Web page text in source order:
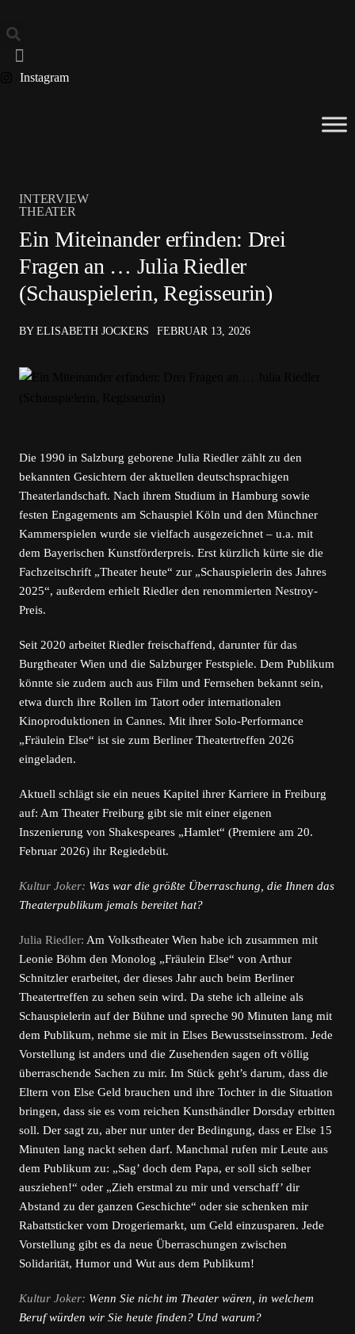
Instagram
INTERVIEW
THEATER
Ein Miteinander erfinden: Drei
Fragen an … Julia Riedler
(Schauspielerin, Regisseurin)
BY ELISABETH JOCKERS FEBRUAR 13, 2026
Die 1990 in Salzburg geborene Julia Riedler zählt zu den
bekannten Gesichtern der aktuellen deutschsprachigen
Theaterlandschaft. Nach ihrem Studium in Hamburg sowie
festen Engagements am Schauspiel Köln und den Münchner
Kammerspielen wurde sie vielfach ausgezeichnet – u.a. mit
dem Bayerischen Kunstförderpreis. Erst kürzlich kürte sie die
Fachzeitschrift „Theater heute“ zur „Schauspielerin des Jahres
2025“, außerdem erhielt Riedler den renommierten Nestroy-
Preis.
Seit 2020 arbeitet Riedler freischaffend, darunter für das
Burgtheater Wien und die Salzburger Festspiele. Dem Publikum
könnte sie zudem auch aus Film und Fernsehen bekannt sein,
etwa durch ihre Rollen im Tatort oder internationalen
Kinoproduktionen in Cannes. Mit ihrer Solo-Performance
„Fräulein Else“ ist sie zum Berliner Theatertreffen 2026
eingeladen.
Aktuell schlägt sie ein neues Kapitel ihrer Karriere in Freiburg
auf: Am Theater Freiburg gibt sie mit einer eigenen
Inszenierung von Shakespeares „Hamlet“ (Premiere am 20.
Februar 2026) ihr Regiedebüt.
Kultur Joker: Was war die größte Überraschung, die Ihnen das
Theaterpublikum jemals bereitet hat?
Julia Riedler: Am Volkstheater Wien habe ich zusammen mit
Leonie Böhm den Monolog „Fräulein Else“ von Arthur
Schnitzler erarbeitet, der dieses Jahr auch beim Berliner
Theatertreffen zu sehen sein wird. Da stehe ich alleine als
Schauspielerin auf der Bühne und spreche 90 Minuten lang mit
dem Publikum, nehme sie mit in Elses Bewusstseinsstrom. Jede
Vorstellung ist anders und die Zusehenden sagen oft völlig
überraschende Sachen zu mir. Im Stück geht’s darum, dass die
Eltern von Else Geld brauchen und ihre Tochter in die Situation
bringen, dass sie es vom reichen Kunsthändler Dorsday erbitten
soll. Der sagt zu, aber nur unter der Bedingung, dass er Else 15
Minuten lang nackt sehen darf. Manchmal rufen mir Leute aus
dem Publikum zu: „Sag’ doch dem Papa, er soll sich selber
ausziehen!“ oder „Zieh erstmal zu mir und verschaff’ dir
Abstand zu der ganzen Geschichte“ oder sie schenken mir
Rabattsticker vom Drogeriemarkt, um Geld einzusparen. Jede
Vorstellung gibt es da neue Überraschungen zwischen
Solidarität, Humor und Wut aus dem Publikum!
Kultur Joker: Wenn Sie nicht im Theater wären, in welchem
Beruf würden wir Sie heute finden? Und warum?